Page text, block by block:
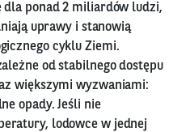
dla ponad 2 miliardów ludzi,
uprawy i stanowią
cyklu Ziemi.
od stabilnego dostępu
większymi wyzwaniami:
opady. Jeśli nie
lodowce w jednej